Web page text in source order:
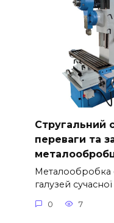
Стругальний
переваги та
Металообробка
галузей сучасної
0 7